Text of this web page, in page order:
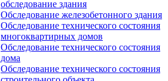
обследование здания
Обследование железобетонного здания
Обследование технического состояния
многоквартирных домов
Обследование технического состояния
дома
Обследование технического состояния